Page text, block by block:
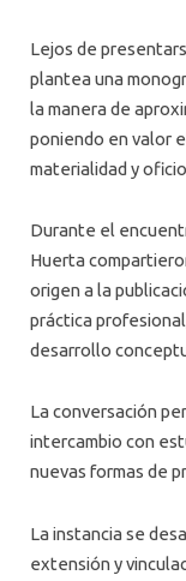
Lejos de
plantea una
la manera de
poniendo en valor
materialidad y
Durante el
Huerta
origen a la
práctica
desarrollo
La conversación
intercambio con
nuevas formas de
La instancia se
extensión y